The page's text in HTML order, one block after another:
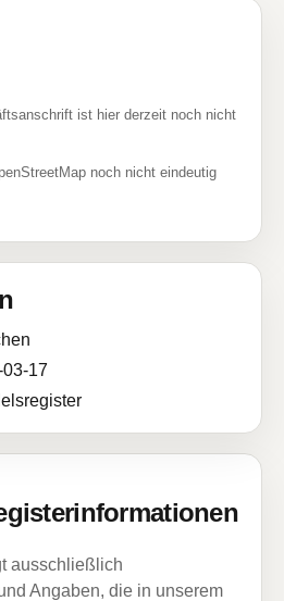
ist hier derzeit noch nicht
noch nicht eindeutig
17
ausschließlich
Angaben, die in unserem